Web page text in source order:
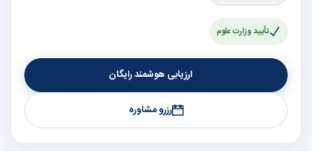
تأیید وزارت علوم
ارزیابی هوشمند رایگان
رزرو مشاوره